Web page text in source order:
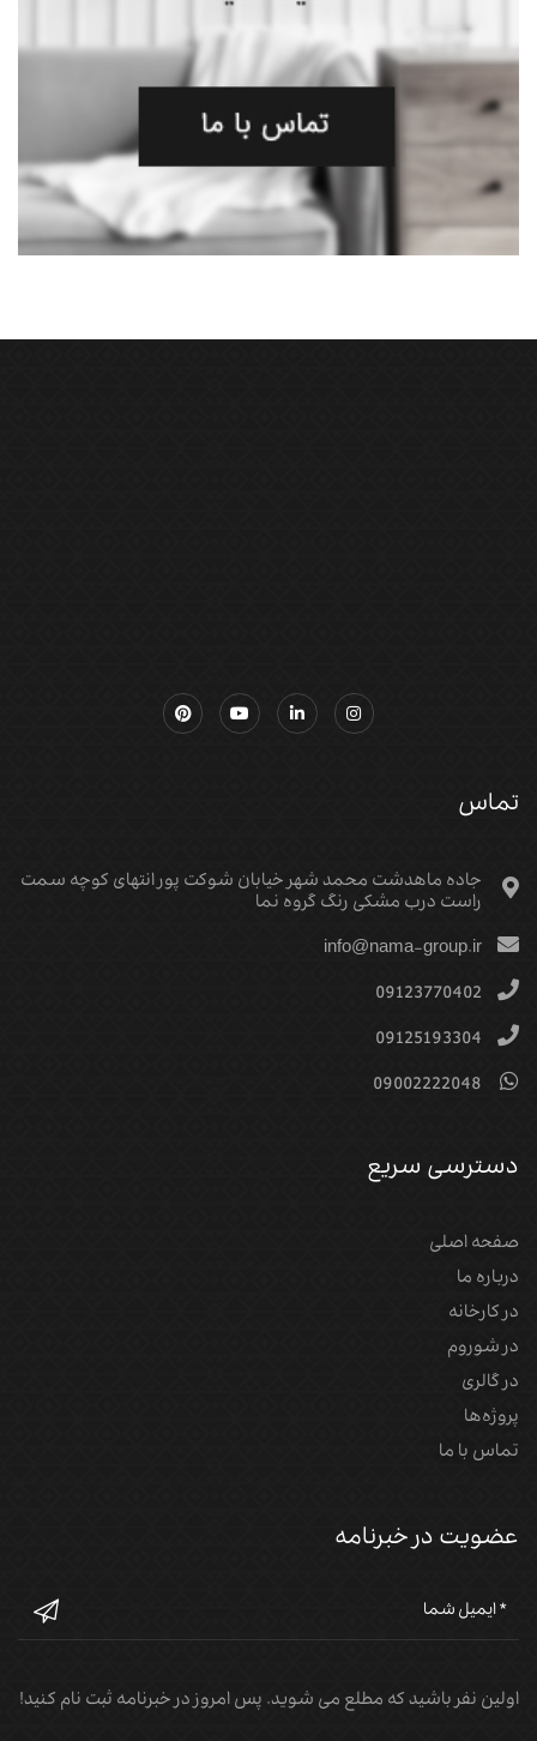
تماس
جاده ماهدشت محمد شهر خیابان شوکت پور انتهای کوچه سمت
راست درب مشکی رنگ گروه نما
info@nama-group.ir
09123770402
09125193304
09002222048
دسترسی سریع
صفحه اصلی
درباره ما
در کارخانه
در شوروم
در گالری
پروژه‌‌ها
تماس با ما
عضویت در خبرنامه
اولین نفر باشید که مطلع می شوید. پس امروز در خبرنامه ثبت نام کنید!